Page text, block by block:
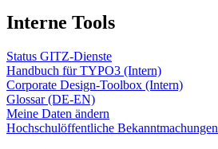
Interne Tools
Status GITZ-Dienste
Handbuch für TYPO3 (Intern)
Corporate Design-Toolbox (Intern)
Glossar (DE-EN)
Meine Daten ändern
Hochschulöffentliche Bekanntmachungen